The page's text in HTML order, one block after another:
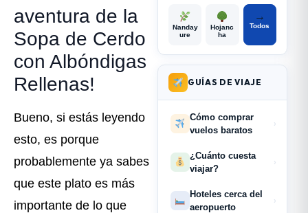
aventura de la
Sopa de Cerdo
con Albóndigas
Rellenas!
Bueno, si estás leyendo
esto, es porque
probablemente ya sabes
que este plato es más
importante de lo que
Nanday
ure
Hojanc
ha
→
Todos
GUÍAS DE VIAJE
Cómo comprar
vuelos baratos
›
¿Cuánto cuesta
viajar?
›
Hoteles cerca del
aeropuerto
›